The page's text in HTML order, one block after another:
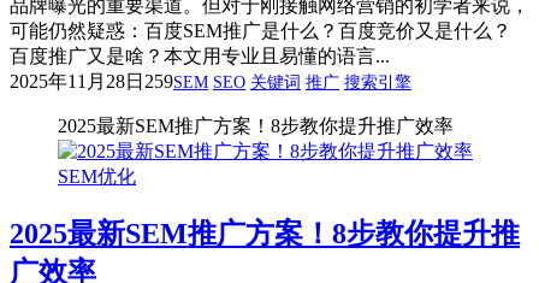
品牌曝光的重要渠道。但对于刚接触网络营销的初学者来说，
可能仍然疑惑：百度SEM推广是什么？百度竞价又是什么？
百度推广又是啥？本文用专业且易懂的语言...
2025年11月28日 259SEM SEO 关键词 推广 搜索引擎
2025最新SEM推广方案！8步教你提升推广效率
SEM优化
2025最新SEM推广方案！8步教你提升推
广效率